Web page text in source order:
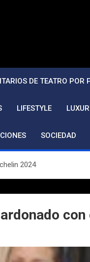
DE TEATRO POR
LIFESTYLE
SOCIEDAD
2024
con